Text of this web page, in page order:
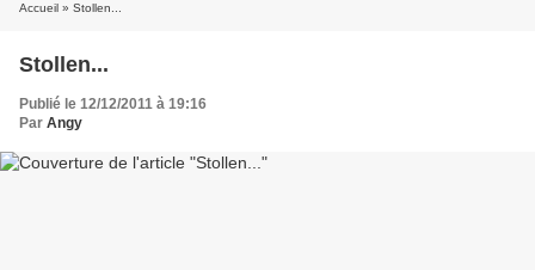
Accueil » Stollen...
Stollen...
Publié le 12/12/2011 à 19:16
Par Angy